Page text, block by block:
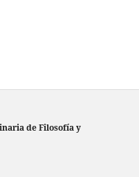
de Filosofía y